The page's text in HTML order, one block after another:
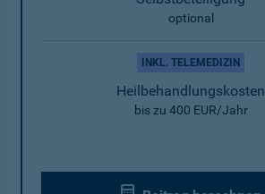
optional
INKL. TELEMEDIZIN
Heilbehandlungskosten
bis zu 400 EUR/Jahr